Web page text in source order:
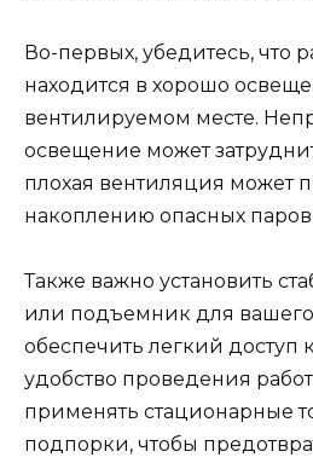
Во-первых, убедитесь, что
находится в хорошо
вентилируемом месте.
освещение может
плохая вентиляция может
накоплению опасных паров
Также важно установить
или подъемник для вашего
обеспечить легкий доступ
удобство проведения
применять стационарные
подпорки, чтобы